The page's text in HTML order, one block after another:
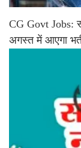
CG Govt Jobs:
अगस्त में आएगा